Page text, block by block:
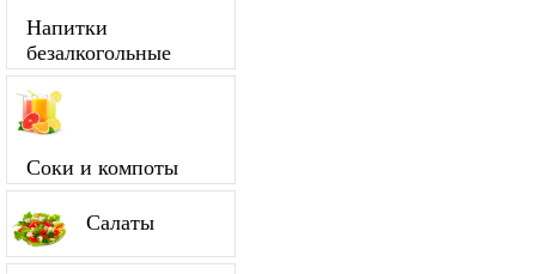
Напитки
безалкогольные
Соки и компоты
Салаты